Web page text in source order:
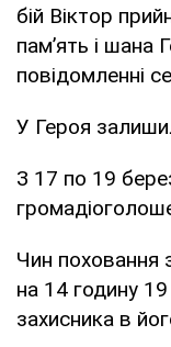
бій Віктор
памʼять і шана
повідомленні
У Героя
З 17 по 19
Чин поховання
на 14 годину
захисника в